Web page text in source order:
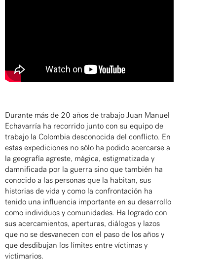
Durante más de 20 años de trabajo Juan Manuel
Echavarría ha recorrido junto con su equipo de
trabajo la Colombia desconocida del conflicto. En
estas expediciones no sólo ha podido acercarse a
la geografía agreste, mágica, estigmatizada y
damnificada por la guerra sino que también ha
conocido a las personas que la habitan, sus
historias de vida y como la confrontación ha
tenido una influencia importante en su desarrollo
como individuos y comunidades. Ha logrado con
sus acercamientos, aperturas, diálogos y lazos
que no se desvanecen con el paso de los años y
que desdibujan los límites entre víctimas y
victimarios.